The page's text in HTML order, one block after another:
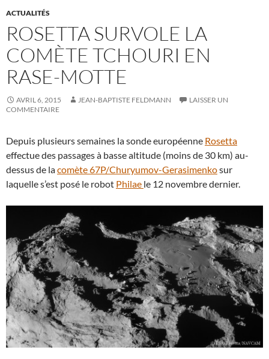
ACTUALITÉS
ROSETTA SURVOLE LA
COMÈTE TCHOURI EN
RASE-MOTTE
AVRIL 6, 2015 JEAN-BAPTISTE FELDMANN
LAISSER UN
COMMENTAIRE
Depuis plusieurs semaines la sonde européenne Rosetta
effectue des passages à basse altitude (moins de 30 km) au-
dessus de lacomète 67P/Churyumov-Gerasimenkosur
laquelle s’est posé le robot Philae le 12 novembre dernier.